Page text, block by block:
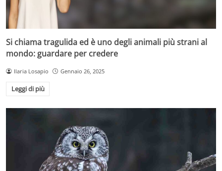
Si chiama tragulida ed è uno degli animali più strani al
mondo: guardare per credere
Ilaria Losapio Gennaio 26, 2025
Leggi di più